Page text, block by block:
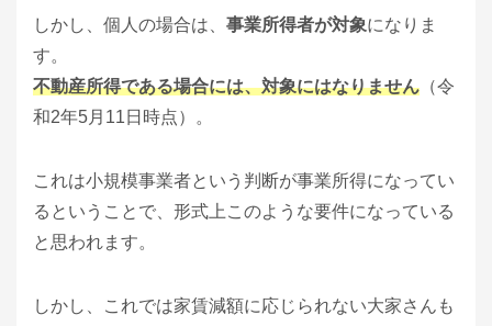
しかし、個人の場合は、 事業所得者が対象になりま
す。
不動産所得である場合には、対象にはなりません （令
和2年5月11日時点）。
これは小規模事業者という判断が事業所得になってい
るということで、形式上このような要件になっている
と思われます。
しかし、これでは家賃減額に応じられない大家さんも